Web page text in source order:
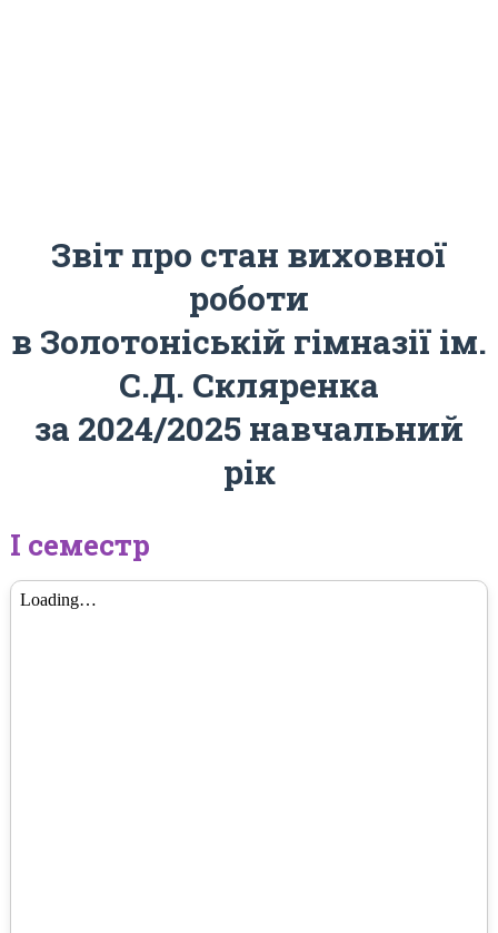
Звіт про стан виховної
роботи
в Золотоніській гімназії ім.
С.Д. Скляренка
за 2024/2025 навчальний
рік
І семестр